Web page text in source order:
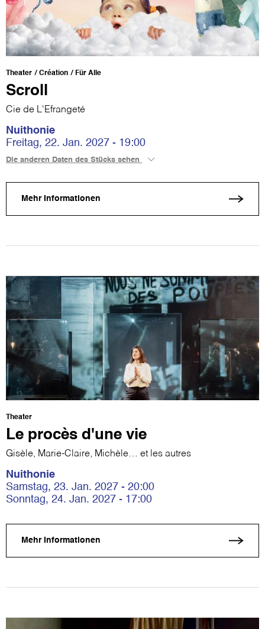
Theater Création Für Alle
Scroll
Cie de L'Efrangeté
Nuithonie
Freitag, 22. Jan. 2027 - 19:00
Die anderen Daten des Stücks sehen
Mehr Informationen
Theater
Le procès d'une vie
Gisèle, Marie-Claire, Michèle… et les autres
Nuithonie
Samstag, 23. Jan. 2027 - 20:00
Sonntag, 24. Jan. 2027 - 17:00
Mehr Informationen